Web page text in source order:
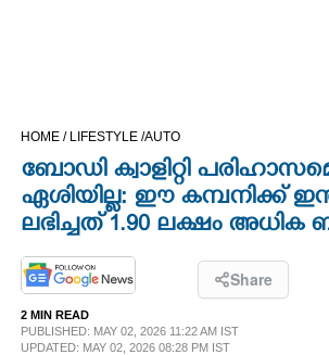
OPINION
PHOTOS
LIFESTYLE
HOME / LIFESTYLE /AUTO
ബോഡി ക്വാളിറ്റി
ഏശിയില്ല: ഈ കമ്പനിക്ക്
ലഭിച്ചത് 1.90 ലക്ഷം അധിക
Share
2 MIN READ
PUBLISHED: MAY 02, 2026 11:22 AM IST
UPDATED: MAY 02, 2026 08:28 PM IST